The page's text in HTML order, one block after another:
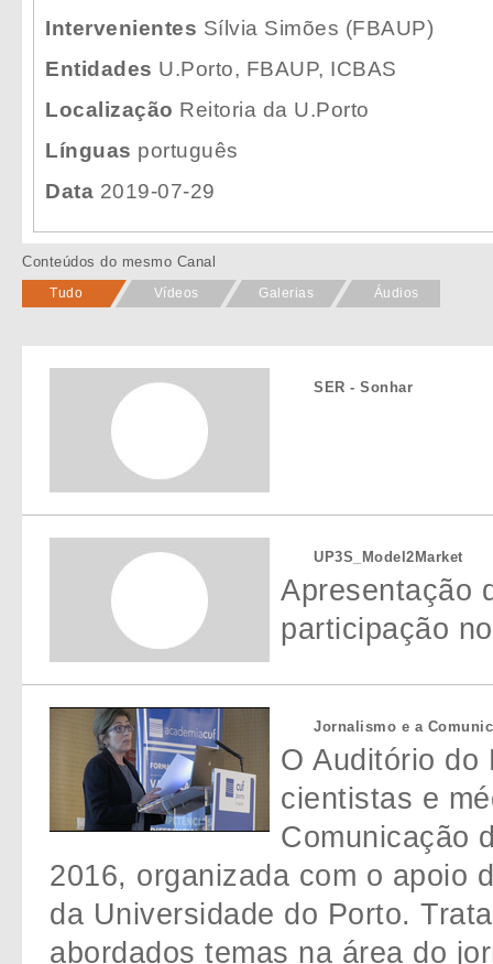
Intervenientes Sílvia Simões (FBAUP)
Entidades U.Porto, FBAUP, ICBAS
Localização Reitoria da U.Porto
Línguas português
Data 2019-07-29
Conteúdos do mesmo Canal
Tudo Vídeos Galerias Áudios
SER - Sonhar
UP3S_Model2Market
Apresentação
participação
Jornalismo e a
O Auditório do
cientistas e
Comunicação
2016, organizada com o apoio
da Universidade do Porto.
abordados temas na área do